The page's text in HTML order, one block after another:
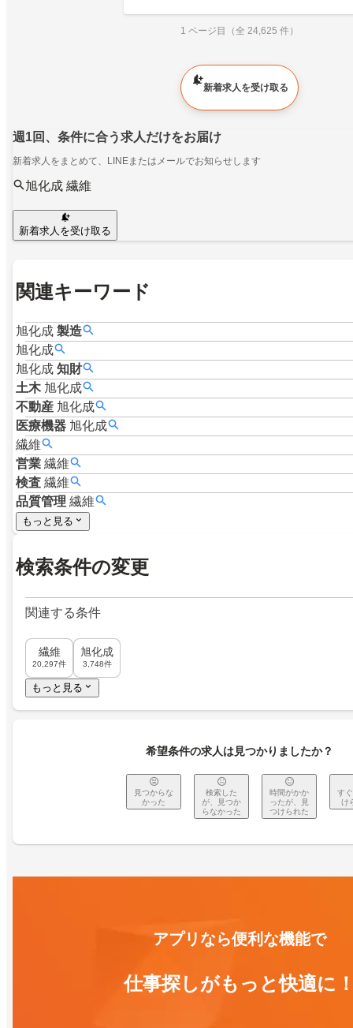
1 ページ目（全 24,625 件）
新着求人を受け取る
週1回、条件に合う求人だけをお届け
新着求人をまとめて、LINEまたはメールでお知らせします
旭化成 繊維
新着求人を受け取る
関連キーワード
旭化成 製造
旭化成
旭化成 知財
土木 旭化成
不動産 旭化成
医療機器 旭化成
繊維
営業 繊維
検査 繊維
品質管理 繊維
もっと見る
検索条件の変更
関連する条件
繊維
20,297件
旭化成
3,748件
もっと見る
希望条件の求人は見つかりましたか？
見つからな
かった
検索した
が、見つか
らなかった
時間がかか
ったが、見
つけられた
す
け
アプリなら便利な機能で
仕事探しがもっと快適に